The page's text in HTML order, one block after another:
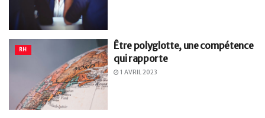
RH
Être polyglotte, une compétence
qui rapporte
1 AVRIL 2023